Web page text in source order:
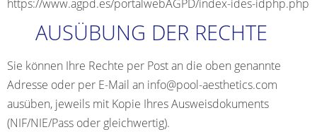
https://www.agpd.es/portalwebAGPD/index-ides-idphp.php
AUSÜBUNG DER RECHTE
Sie können Ihre Rechte per Post an die oben genannte
Adresse oder per E-Mail an info@pool-aesthetics.com
ausüben, jeweils mit Kopie Ihres Ausweisdokuments
(NIF/NIE/Pass oder gleichwertig).